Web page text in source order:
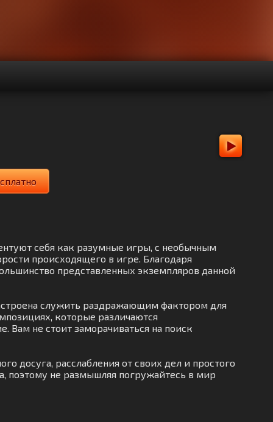
себя как разумные игры, с необычным
происходящего в игре. Благодаря
представленных экземпляров данной
служить раздражающим фактором для
которые различаются
Вам не стоит заморачиваться на поиск
досуга, расслабления от своих дел и простого
поэтому не размышляя погружайтесь в мир